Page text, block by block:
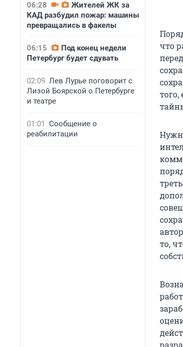
06:28
Жителей ЖК за
КАД разбудил пожар: машины
превращались в факелы
06:15
Под конец недели
Петербург будет сдувать
02:09 Лев Лурье поговорит с
Лизой Боярской о Петербурге
и театре
01:01 Сообщение о
реабилитации
что
то,